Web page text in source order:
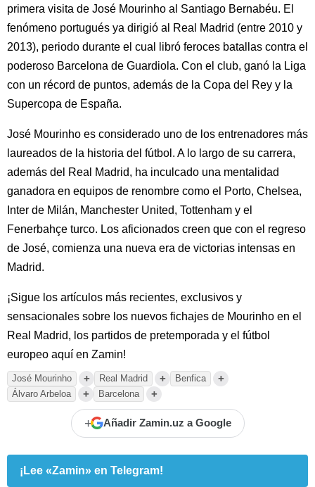
primera visita de José Mourinho al Santiago Bernabéu. El
fenómeno portugués ya dirigió al Real Madrid (entre 2010 y
2013), periodo durante el cual libró feroces batallas contra el
poderoso Barcelona de Guardiola. Con el club, ganó la Liga
con un récord de puntos, además de la Copa del Rey y la
Supercopa de España.
José Mourinho es considerado uno de los entrenadores más
laureados de la historia del fútbol. A lo largo de su carrera,
además del Real Madrid, ha inculcado una mentalidad
ganadora en equipos de renombre como el Porto, Chelsea,
Inter de Milán, Manchester United, Tottenham y el
Fenerbahçe turco. Los aficionados creen que con el regreso
de José, comienza una nueva era de victorias intensas en
Madrid.
¡Sigue los artículos más recientes, exclusivos y
sensacionales sobre los nuevos fichajes de Mourinho en el
Real Madrid, los partidos de pretemporada y el fútbol
europeo aquí en Zamin!
José Mourinho + Real Madrid + Benfica +
Álvaro Arbeloa + Barcelona +
+ Añadir Zamin.uz a Google
¡Lee «Zamin» en Telegram!